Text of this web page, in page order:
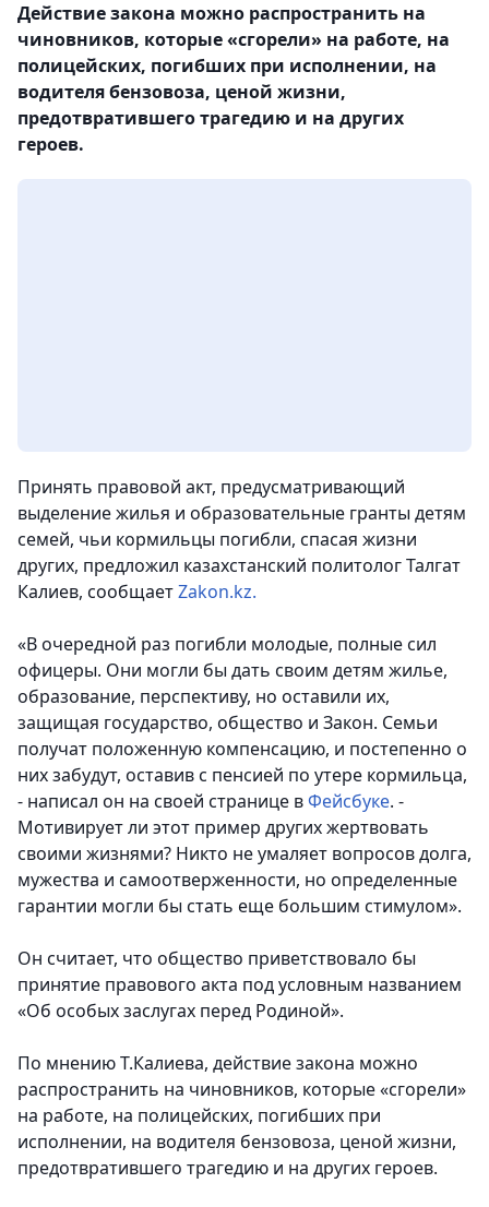
Действие закона можно распространить на
чиновников, которые «сгорели» на работе, на
полицейских, погибших при исполнении, на
водителя бензовоза, ценой жизни,
предотвратившего трагедию и на других
героев.
Принять правовой акт, предусматривающий
выделение жилья и образовательные гранты детям
семей, чьи кормильцы погибли, спасая жизни
других, предложил казахстанский политолог Талгат
Калиев, сообщаетZakon.kz.
«В очередной раз погибли молодые, полные сил
офицеры. Они могли бы дать своим детям жилье,
образование, перспективу, но оставили их,
защищая государство, общество и Закон. Семьи
получат положенную компенсацию, и постепенно о
них забудут, оставив с пенсией по утере кормильца,
- написал он на своей странице вФейсбуке. -
Мотивирует ли этот пример других жертвовать
своими жизнями? Никто не умаляет вопросов долга,
мужества и самоотверженности, но определенные
гарантии могли бы стать еще большим стимулом».
Он считает, что общество приветствовало бы
принятие правового акта под условным названием
«Об особых заслугах перед Родиной».
По мнению Т.Калиева, действие закона можно
распространить на чиновников, которые «сгорели»
на работе, на полицейских, погибших при
исполнении, на водителя бензовоза, ценой жизни,
предотвратившего трагедию и на других героев.